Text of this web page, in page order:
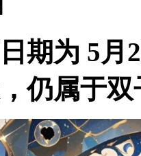
期为 5月
仍属于双